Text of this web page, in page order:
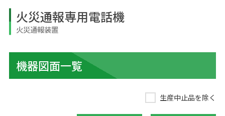
火災通報専用電話機
火災通報装置
機器図面一覧
生産中止品を除く